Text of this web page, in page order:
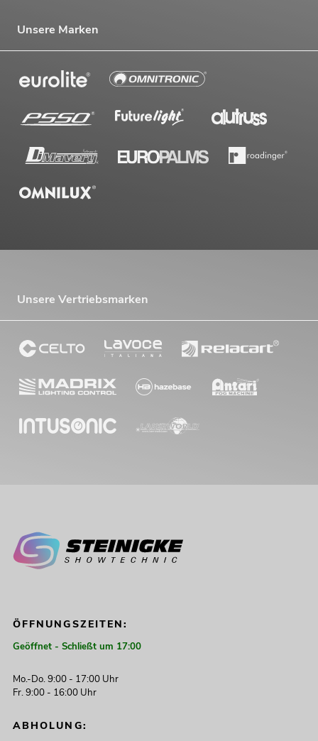
Unsere Marken
Unsere Vertriebsmarken
ÖFFNUNGSZEITEN:
Geöffnet - Schließt um 17:00
Mo.-Do. 9:00 - 17:00 Uhr
Fr. 9:00 - 16:00 Uhr
ABHOLUNG: